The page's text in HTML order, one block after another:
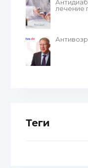
лечение
Теги